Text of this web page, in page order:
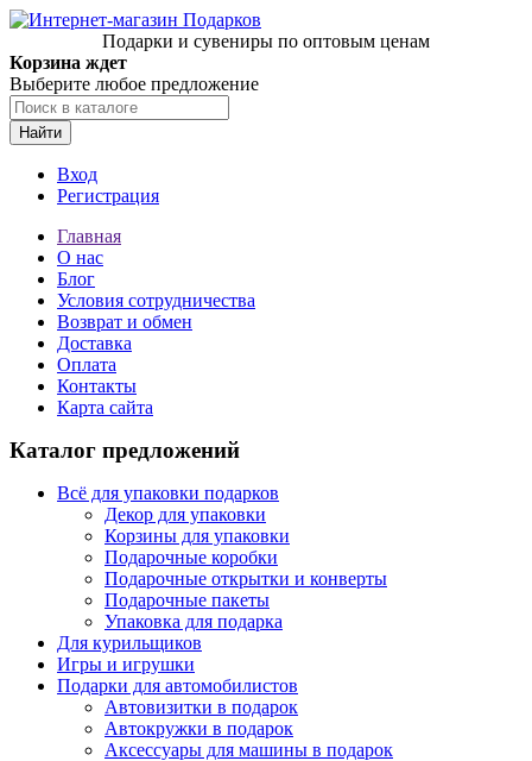
Подарки и сувениры по оптовым ценам
Корзина ждет
Выберите любое предложение
Найти
Вход
Регистрация
Главная
О нас
Блог
Условия сотрудничества
Возврат и обмен
Доставка
Оплата
Контакты
Карта сайта
Каталог предложений
Всё для упаковки подарков
Декор для упаковки
Корзины для упаковки
Подарочные коробки
Подарочные открытки и конверты
Подарочные пакеты
Упаковка для подарка
Для курильщиков
Игры и игрушки
Подарки для автомобилистов
Автовизитки в подарок
Автокружки в подарок
Аксессуары для машины в подарок